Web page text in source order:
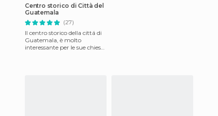
Centro storico di Città del
Guatemala
(27)
Il centro storico della cittá di
Guatemala, è molto
interessante per le sue chiese